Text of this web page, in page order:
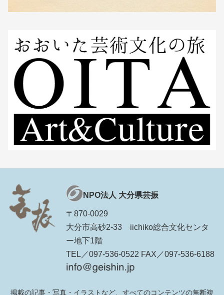
NPO法人 大分県芸振
〒870-0029
大分市高砂2-33 iichiko総合文化センタ
ー地下1階
TEL／097-536-0522 FAX／097-536-6188
掲載の記事・写真・イラストなど、すべてのコンテンツの無断複